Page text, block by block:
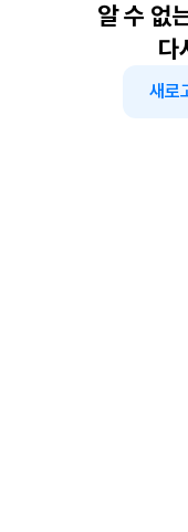
알 수 없
다
새로